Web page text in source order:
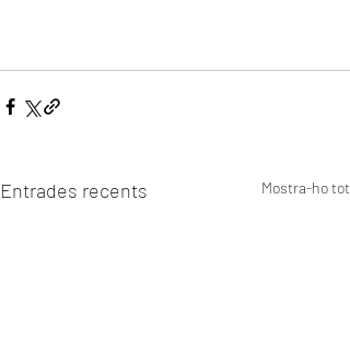
Entrades recents Mostra-ho tot